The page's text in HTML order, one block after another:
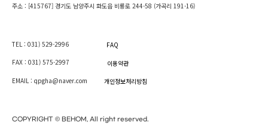
주소 : [415767] 경기도 남양주시 화도읍 비룡로 244-58 (가곡리 191-16)
TEL : 031) 529-2996
FAQ
FAX : 031) 575-2997
이용약관
EMAIL : qpgha@naver.com
개인정보처리방침
COPYRIGHT © BEHOM, All right reserved.